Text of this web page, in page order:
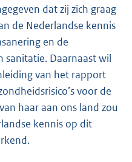
dat zij zich graag
de Nederlandse kennis
en de
sanitatie. Daarnaast wil
van het rapport
voor de
haar aan ons land zou
kennis op dit